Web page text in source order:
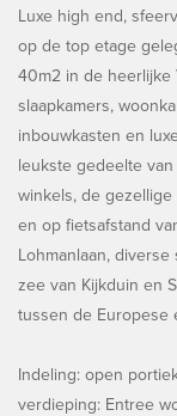
Luxe high end,
op de top etage
40m2 in de heerlijke
slaapkamers,
inbouwkasten en
leukste gedeelte
winkels, de
en op fietsafstand
Lohmanlaan,
zee van Kijkduin en
tussen de Europese
Indeling: open
verdieping: Entree